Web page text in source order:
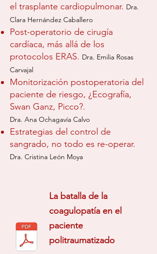
el trasplante cardiopulmonar. Dra.
Clara Hernández Caballero
Post-operatorio de cirugía
cardíaca, más allá de los
protocolos ERAS. Dra. Emilia Rosas
Carvajal
Monitorización postoperatoria del
paciente de riesgo, ¿Ecografía,
Swan Ganz, Picco?.
Dra. Ana Ochagavía Calvo
Estrategias del control de
sangrado, no todo es re-operar.
Dra. Cristina León Moya
La batalla de la
coagulopatía en el
paciente
politraumatizado